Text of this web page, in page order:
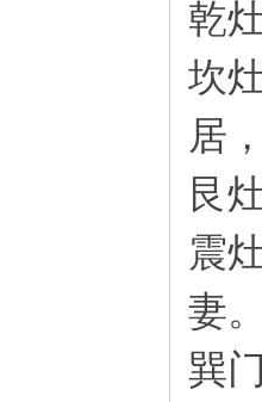
乾
坎
居
艮
震
妻
巽